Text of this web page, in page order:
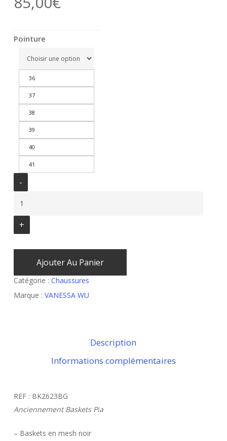
Pointure
36
37
38
39
40
41
Ajouter Au Panier
Catégorie : Chaussures
Marque : VANESSA WU
Description
Informations complémentaires
REF : BK2623BG
Anciennement Baskets Pia
– Baskets en mesh noir